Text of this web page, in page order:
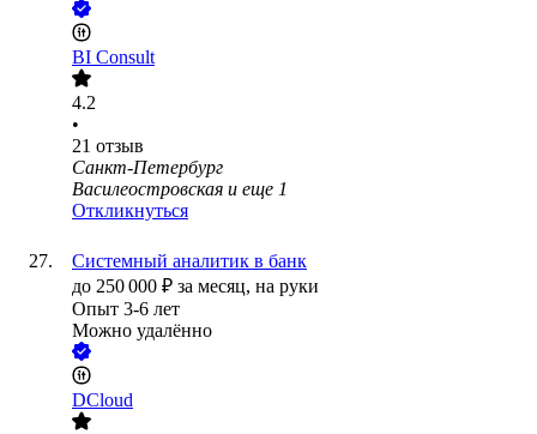
BI Consult
4.2
•
21 отзыв
Санкт-Петербург
Василеостровская и еще 1
Откликнуться
Системный аналитик в банк
до 250 000 ₽ за месяц, на руки
Опыт 3-6 лет
Можно удалённо
DCloud